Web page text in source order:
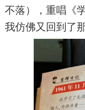
不落）
，重唱《
我仿佛又回到了